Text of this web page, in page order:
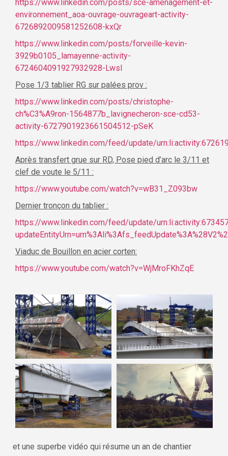
https://www.linkedin.com/posts/sce-amenagement-et-
environnement_aoa-ouvrage-ouvrageart-activity-
6726892009581252608-kxQr
https://www.linkedin.com/posts/forveille-kevin-
3929b0105_lamayenne-activity-
6724604091927932928-Lwsl
Pose 1/3 tablier RG sur palées prov :
https://www.linkedin.com/posts/christophe-
ch%C3%A9ron-1564877b_lavignecheron-sce-cd53-
activity-6727901923661504512-pSeK
https://www.linkedin.com/feed/update/
Après transfert grue sur RD, Pose pied d’arc le 3/11 et
clef de voute le 5/11 :
https://www.youtube.com/watch?v=wB31_Z093bw
Dernier tronçon du tablier :
https://www.linkedin.com/feed/update/
Viaduc de Bouillon en acier corten:
https://www.youtube.com/watch?v=WjMroFKhZqE
et une superbe vidéo qui résume un an de chantier